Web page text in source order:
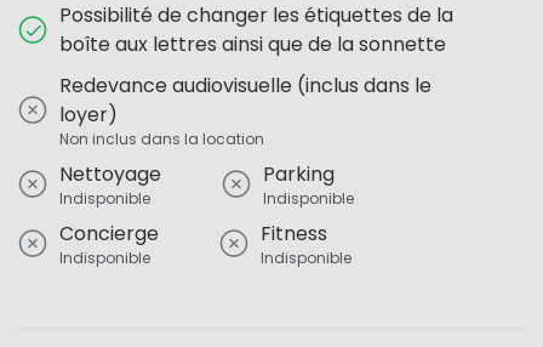
Possibilité de changer les étiquettes de la
boîte aux lettres ainsi que de la sonnette
Redevance audiovisuelle (inclus dans le
loyer)
Non inclus dans la location
Nettoyage
Indisponible
Parking
Indisponible
Concierge
Indisponible
Fitness
Indisponible